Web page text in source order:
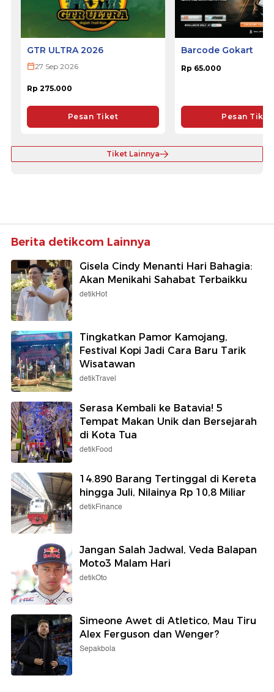
GTR ULTRA 2026
27 Sep 2026
Rp 275.000
Pesan Tiket
Barcode Gokart
Rp 65.000
Pesan Tiket
Tiket Lainnya
Berita detikcom Lainnya
Gisela Cindy Menanti Hari Bahagia:
Akan Menikahi Sahabat Terbaikku
detikHot
Tingkatkan Pamor Kamojang,
Festival Kopi Jadi Cara Baru Tarik
Wisatawan
detikTravel
Serasa Kembali ke Batavia! 5
Tempat Makan Unik dan Bersejarah
di Kota Tua
detikFood
14.890 Barang Tertinggal di Kereta
hingga Juli, Nilainya Rp 10,8 Miliar
detikFinance
Jangan Salah Jadwal, Veda Balapan
Moto3 Malam Hari
detikOto
Simeone Awet di Atletico, Mau Tiru
Alex Ferguson dan Wenger?
Sepakbola